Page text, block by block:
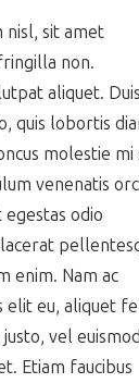
sit amet
non.
aliquet. Duis
quis lobortis
molestie mi
venenatis
odio
enim. Nam ac
elit eu, aliquet
vel euismod
Etiam faucibus